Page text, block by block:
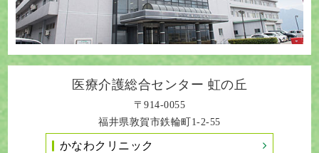
医療介護総合センター 虹の丘
〒914-0055
福井県敦賀市鉄輪町1-2-55
かなわクリニック